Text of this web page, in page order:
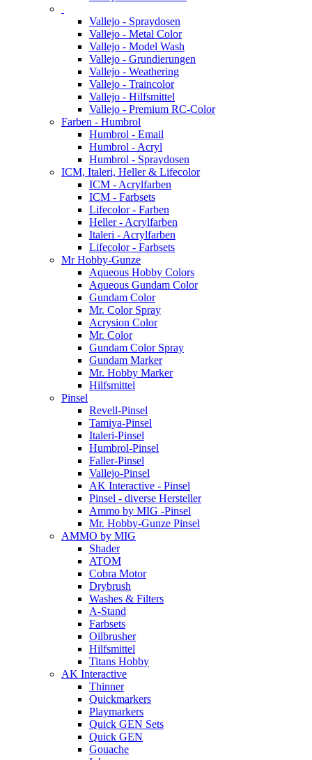
Vallejo - Spraydosen
Vallejo - Metal Color
Vallejo - Model Wash
Vallejo - Grundierungen
Vallejo - Weathering
Vallejo - Traincolor
Vallejo - Hilfsmittel
Vallejo - Premium RC-Color
Farben - Humbrol
Humbrol - Email
Humbrol - Acryl
Humbrol - Spraydosen
ICM, Italeri, Heller & Lifecolor
ICM - Acrylfarben
ICM - Farbsets
Lifecolor - Farben
Heller - Acrylfarben
Italeri - Acrylfarben
Lifecolor - Farbsets
Mr Hobby-Gunze
Aqueous Hobby Colors
Aqueous Gundam Color
Gundam Color
Mr. Color Spray
Acrysion Color
Mr. Color
Gundam Color Spray
Gundam Marker
Mr. Hobby Marker
Hilfsmittel
Pinsel
Revell-Pinsel
Tamiya-Pinsel
Italeri-Pinsel
Humbrol-Pinsel
Faller-Pinsel
Vallejo-Pinsel
AK Interactive - Pinsel
Pinsel - diverse Hersteller
Ammo by MIG -Pinsel
Mr. Hobby-Gunze Pinsel
AMMO by MIG
Shader
ATOM
Cobra Motor
Drybrush
Washes & Filters
A-Stand
Farbsets
Oilbrusher
Hilfsmittel
Titans Hobby
AK Interactive
Thinner
Quickmarkers
Playmarkers
Quick GEN Sets
Quick GEN
Gouache